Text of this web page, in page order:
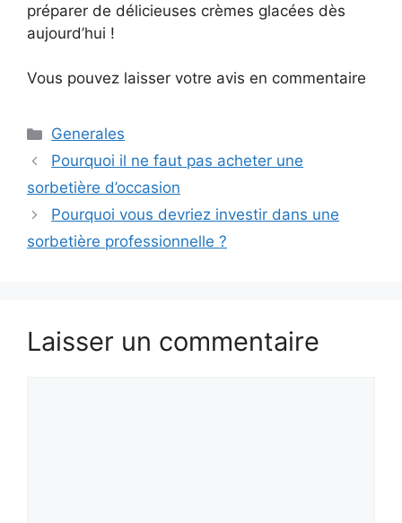
préparer de délicieuses crèmes glacées dès
aujourd’hui !
Vous pouvez laisser votre avis en commentaire
Catégories
Generales
Pourquoi il ne faut pas acheter une
sorbetière d’occasion
Pourquoi vous devriez investir dans une
sorbetière professionnelle ?
Laisser un commentaire